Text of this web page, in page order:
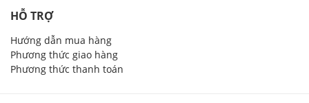
HỖ TRỢ
Hướng dẫn mua hàng
Phương thức giao hàng
Phương thức thanh toán